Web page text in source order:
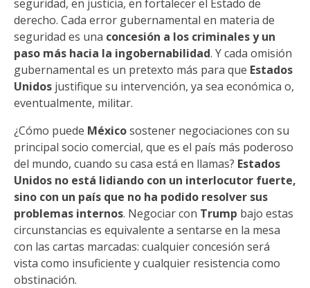
seguridad, en justicia, en fortalecer el Estado de
derecho. Cada error gubernamental en materia de
seguridad es una concesión a los criminales y un
paso más hacia la ingobernabilidad. Y cada omisión
gubernamental es un pretexto más para que Estados
Unidos justifique su intervención, ya sea económica o,
eventualmente, militar.
¿Cómo puede Méxicosostener negociaciones con su
principal socio comercial, que es el país más poderoso
del mundo, cuando su casa está en llamas? Estados
Unidos no está lidiando con un interlocutor fuerte,
sino con un país que no ha podido resolver sus
problemas internos. Negociar con Trump bajo estas
circunstancias es equivalente a sentarse en la mesa
con las cartas marcadas: cualquier concesión será
vista como insuficiente y cualquier resistencia como
obstinación.